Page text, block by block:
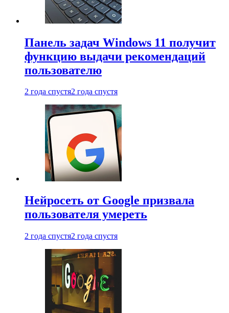
Панель задач Windows 11 получит
функцию выдачи рекомендаций
пользователю
2 года спустя2 года спустя
Нейросеть от Google призвала
пользователя умереть
2 года спустя2 года спустя